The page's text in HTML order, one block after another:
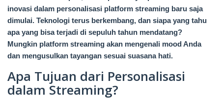
inovasi dalam personalisasi platform streaming baru saja
dimulai. Teknologi terus berkembang, dan siapa yang tahu
apa yang bisa terjadi di sepuluh tahun mendatang?
Mungkin platform streaming akan mengenali mood Anda
dan mengusulkan tayangan sesuai suasana hati.
Apa Tujuan dari Personalisasi
dalam Streaming?